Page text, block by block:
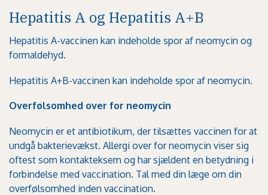
Hepatitis A og Hepatitis A+B
Hepatitis A-vaccinen kan indeholde spor af neomycin og
formaldehyd.
Hepatitis A+B-vaccinen kan indeholde spor af neomycin.
Overfølsomhed over for neomycin
Neomycin er et antibiotikum, der tilsættes vaccinen for at
undgå bakterievækst. Allergi over for neomycin viser sig
oftest som kontakteksem og har sjældent en betydning i
forbindelse med vaccination. Tal med din læge om din
overfølsomhed inden vaccination.